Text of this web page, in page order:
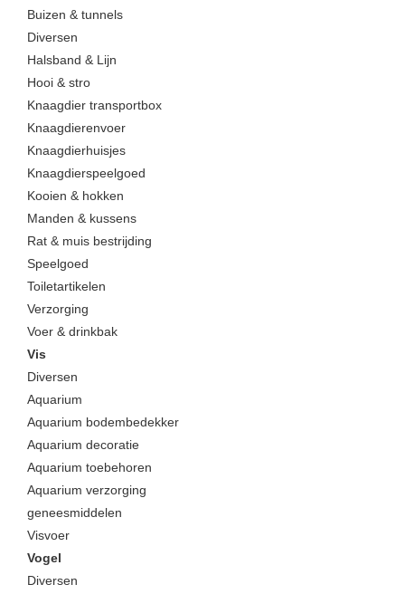
Buizen & tunnels
Diversen
Halsband & Lijn
Hooi & stro
Knaagdier transportbox
Knaagdierenvoer
Knaagdierhuisjes
Knaagdierspeelgoed
Kooien & hokken
Manden & kussens
Rat & muis bestrijding
Speelgoed
Toiletartikelen
Verzorging
Voer & drinkbak
Vis
Diversen
Aquarium
Aquarium bodembedekker
Aquarium decoratie
Aquarium toebehoren
Aquarium verzorging
geneesmiddelen
Visvoer
Vogel
Diversen